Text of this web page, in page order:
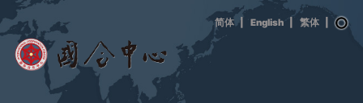
| English